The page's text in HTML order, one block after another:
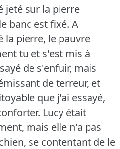
jeté sur la pierre
banc est fixé. A
la pierre, le pauvre
tu et s'est mis à
de s'enfuir, mais
de terreur, et
que j'ai essayé,
Lucy était
mais elle n'a pas
se contentant de le